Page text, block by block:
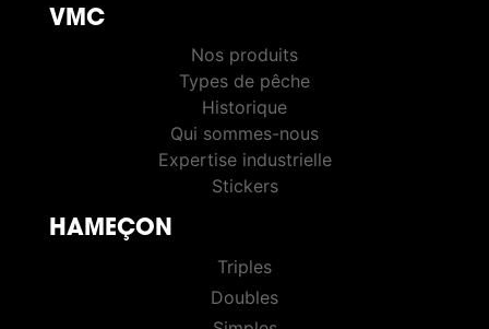
VMC
Nos produits
Types de pêche
Historique
Qui sommes-nous
Expertise industrielle
Stickers
HAMEÇON
Triples
Doubles